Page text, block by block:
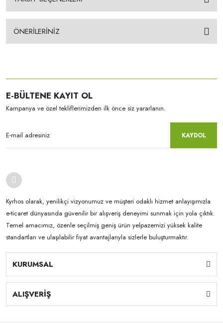
ÖNERİLERİNİZ
E-BÜLTENE KAYIT OL
Kampanya ve özel tekliflerimizden ilk önce siz yararlanın.
KAYDOL
Kyrhos olarak, yenilikçi vizyonumuz ve müşteri odaklı hizmet anlayışımızla
e-ticaret dünyasında güvenilir bir alışveriş deneyimi sunmak için yola çıktık.
Temel amacımız, özenle seçilmiş geniş ürün yelpazemizi yüksek kalite
standartları ve ulaşılabilir fiyat avantajlarıyla sizlerle buluşturmaktır.
KURUMSAL
ALIŞVERİŞ